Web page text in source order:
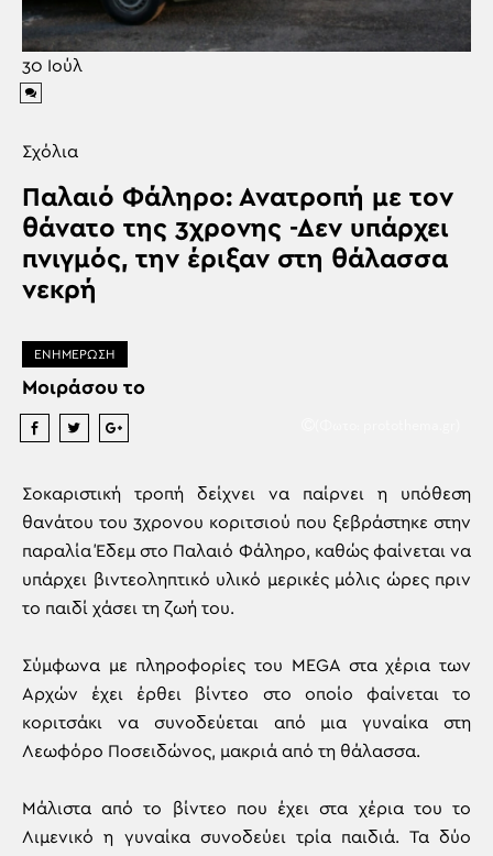
30 Ιούλ
Σχόλια
Παλαιό Φάληρο: Ανατροπή με τον
θάνατο της 3χρονης -Δεν υπάρχει
πνιγμός, την έριξαν στη θάλασσα
νεκρή
ΕΝΗΜΕΡΩΣΗ
Μοιράσου το
Σοκαριστική τροπή δείχνει να παίρνει η υπόθεση
θανάτου του 3χρονου κοριτσιού που ξεβράστηκε στην
παραλία Έδεμ στο Παλαιό Φάληρο, καθώς φαίνεται να
υπάρχει βιντεοληπτικό υλικό μερικές μόλις ώρες πριν
το παιδί χάσει τη ζωή του.
Σύμφωνα με πληροφορίες του MEGA στα χέρια των
Αρχών έχει έρθει βίντεο στο οποίο φαίνεται το
κοριτσάκι να συνοδεύεται από μια γυναίκα στη
Λεωφόρο Ποσειδώνος, μακριά από τη θάλασσα.
Μάλιστα από το βίντεο που έχει στα χέρια του το
Λιμενικό η γυναίκα συνοδεύει τρία παιδιά. Τα δύο